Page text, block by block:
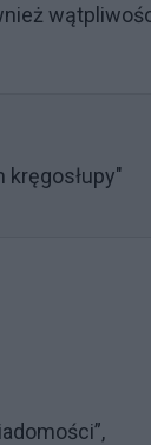
kręgosłupy"